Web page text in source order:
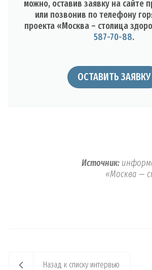
можно, оставив заявку на сайте
или позвонив по телефону
проекта «Москва – столица
587-70-88.
ОСТАВИТЬ ЗАЯВКУ
Источник:
«Москва —
Назад к списку интервью